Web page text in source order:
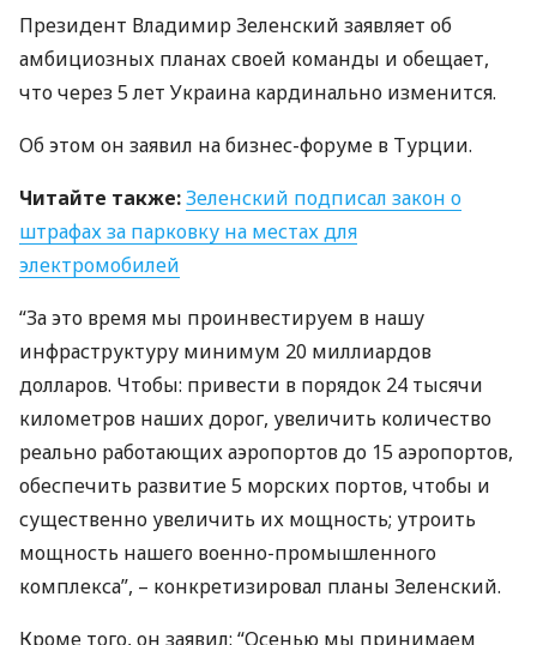
Президент Владимир Зеленский заявляет об
амбициозных планах своей команды и обещает,
что через 5 лет Украина кардинально изменится.
Об этом он заявил на бизнес-форуме в Турции.
Читайте также:Зеленский подписал закон о
штрафах за парковку на местах для
электромобилей
“За это время мы проинвестируем в нашу
инфраструктуру минимум 20 миллиардов
долларов. Чтобы: привести в порядок 24 тысячи
километров наших дорог, увеличить количество
реально работающих аэропортов до 15 аэропортов,
обеспечить развитие 5 морских портов, чтобы и
существенно увеличить их мощность; утроить
мощность нашего военно-промышленного
комплекса”, – конкретизировал планы Зеленский.
Кроме того, он заявил: “Осенью мы принимаем